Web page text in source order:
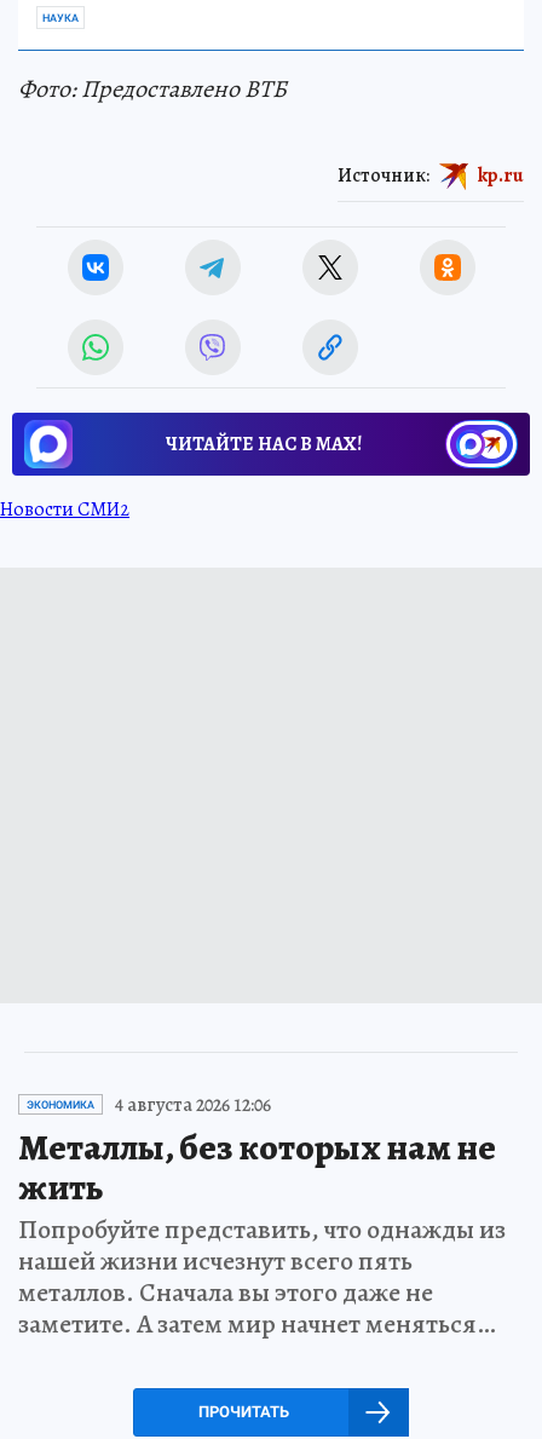
НАУКА
Фото: Предоставлено ВТБ
Источник: kp.ru
ЧИТАЙТЕ НАС В МАХ!
Новости СМИ2
ЭКОНОМИКА 4 августа 2026 12:06
Металлы, без которых нам не
жить
Попробуйте представить, что однажды из
нашей жизни исчезнут всего пять
металлов. Сначала вы этого даже не
заметите. А затем мир начнет меняться…
ПРОЧИТАТЬ